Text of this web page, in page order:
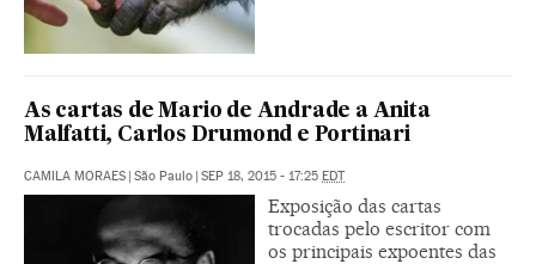
As cartas de Mario de Andrade a Anita
Malfatti, Carlos Drumond e Portinari
CAMILA MORAES | São Paulo | SEP 18, 2015 - 17:25 EDT
Exposição das cartas
trocadas pelo escritor com
os principais expoentes das